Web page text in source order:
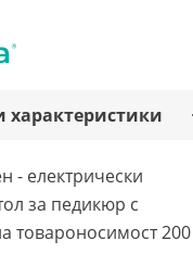
характеристики
- електрически
за педикюр с
товароносимост 200